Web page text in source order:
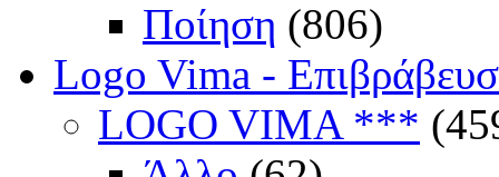
Ποίηση (806)
Logo Vima -
LOGO VIMA ***